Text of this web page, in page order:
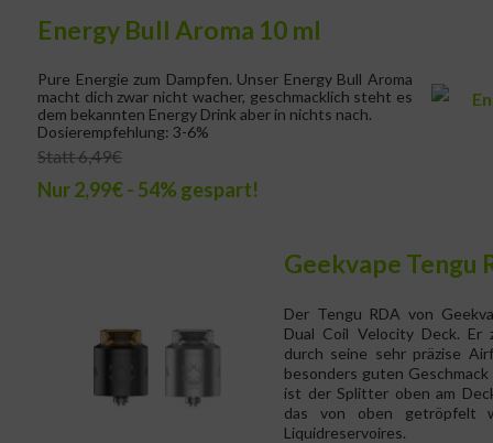
Energy Bull Aroma 10 ml
Pure Energie zum Dampfen. Unser Energy Bull Aroma
macht dich zwar nicht wacher, geschmacklich steht es
dem bekannten Energy Drink aber in nichts nach.
Dosierempfehlung: 3-6%
Statt 6,49€
Nur 2,99€ - 54% gespart!
Geekvape Tengu
Der Tengu RDA von
Dual Coil Velocity Deck. Er
durch seine sehr präzise
besonders guten
ist der Splitter oben am
das von oben getröpfelt
Liquidreservoires.